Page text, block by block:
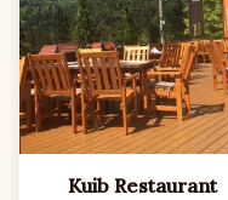
Kuib Restaurant